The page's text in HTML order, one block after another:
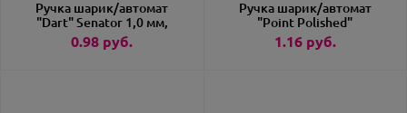
Ручка шарик/автомат
"Dart" Senator 1,0 мм,
пласт., глянц., белый,
стерж.синий артикул
0.98 руб.
Ручка шарик/автомат
"Point Polished"
Senator X20 1,0 мм,
пласт./метал., глянц.,
1.16руб.